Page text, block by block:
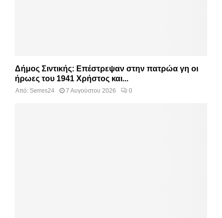
Δήμος Σιντικής: Επέστρεψαν στην πατρώα γη οι
ήρωες του 1941 Χρήστος και...
Από: Serres24 7 Αυγούστου 2026 0